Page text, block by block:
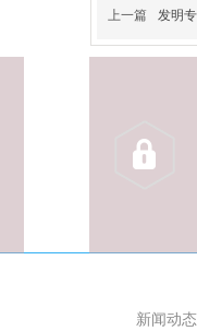
上一篇 发明
新闻动态